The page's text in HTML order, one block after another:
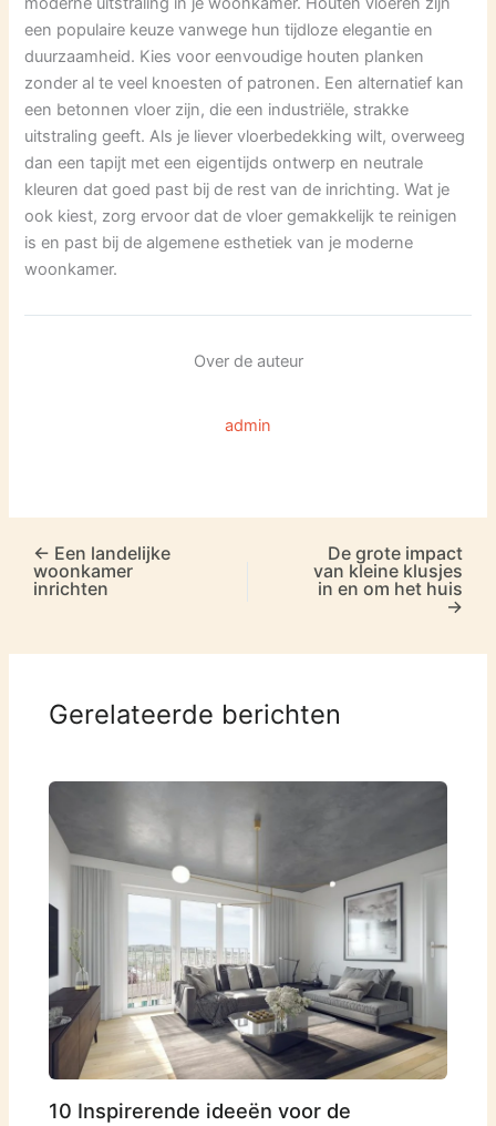
een populaire keuze vanwege hun tijdloze elegantie en
duurzaamheid. Kies voor eenvoudige houten planken
zonder al te veel knoesten of patronen. Een alternatief kan
een betonnen vloer zijn, die een industriële, strakke
uitstraling geeft. Als je liever vloerbedekking wilt, overweeg
dan een tapijt met een eigentijds ontwerp en neutrale
kleuren dat goed past bij de rest van de inrichting. Wat je
ook kiest, zorg ervoor dat de vloer gemakkelijk te reinigen
is en past bij de algemene esthetiek van je moderne
woonkamer.
Over de auteur
admin
← Een landelijke
woonkamer
inrichten
De grote impact
van kleine klusjes
in en om het huis
→
Gerelateerde berichten
10 Inspirerende ideeën voor de